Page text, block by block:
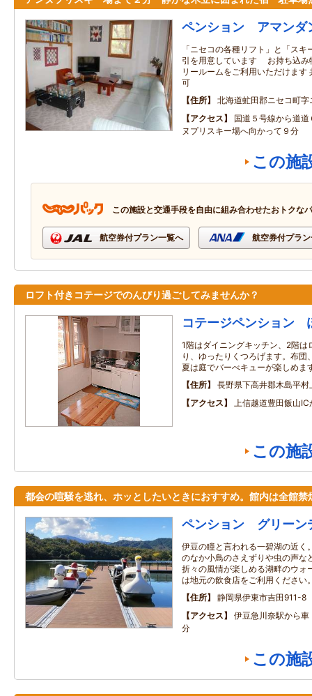
ペンション アマンダ
「ニセコの各種リフト」と「ス
引を用意しています お持ち込み
リールームをご利用いただけます
可
住所
北海道虻田郡ニセコ町
アクセス
国道５号線から道
ヌプリスキー場へ向かって９分
この施
この施設と交通手段を自由に組み合わせたおトクな
航空券付プラン一覧へ 航空券付プラ
ロフト付きコテージでのんびり過ごしてみませんか？
コテージペンション
1階はダイニングキッチン、2階は
り、ゆったりくつろげます。布団
夏は庭でバーべキューが楽しめま
住所
長野県下高井郡木島平
アクセス
上信越道豊田飯山
この施
都会の喧騒を逃れ、ホッとしたいときにおすすめ。館内は全館禁
ペンション グリーン
伊豆の瞳と言われる一碧湖の近く
のなか小鳥のさえずりや虫の声な
折々の風情が楽しめる湖畔のウォ
は地元の飲食店をご利用ください
住所
静岡県伊東市吉田911-8
アクセス
伊豆急川奈駅から
分
この施